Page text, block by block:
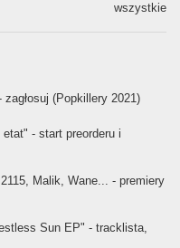
wszystkie
(Popkillery 2021)
- start preorderu i
Malik, Wane... - premiery
Sun EP" - tracklista,